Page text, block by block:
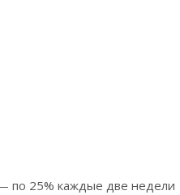
по 25% каждые две недели